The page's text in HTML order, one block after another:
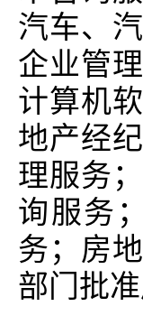
汽车、
企业管
计算机
地产经
理服务
询服务
务；房
部门批